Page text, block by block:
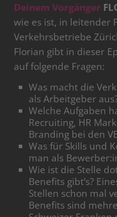
Deinem Vorgänger
wie es ist, in leitender
Verkehrsbetriebe
Florian gibt in dieser
auf folgende Fragen:
Was macht die
als Arbeitgeber
Welche Aufgaben
Recruiting, HR
Branding bei den
Was für Skills und
man als
Wie ist die Stelle
Benefits gibt’s?
Stellen schon mal
Benefits sind